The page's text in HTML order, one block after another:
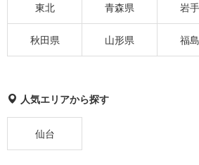
東北 青森県 岩
秋田県 山形県 福
人気エリアから探す
仙台